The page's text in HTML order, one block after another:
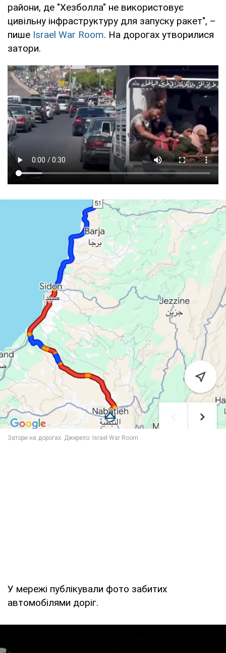
райони, де "Хезболла" не використовує
цивільну інфраструктуру для запуску ракет", –
пише Israel War Room. На дорогах утворилися
затори.
У мережі публікували фото забитих
автомобілями доріг.